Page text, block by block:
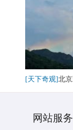
[天下奇观]北
网站服务